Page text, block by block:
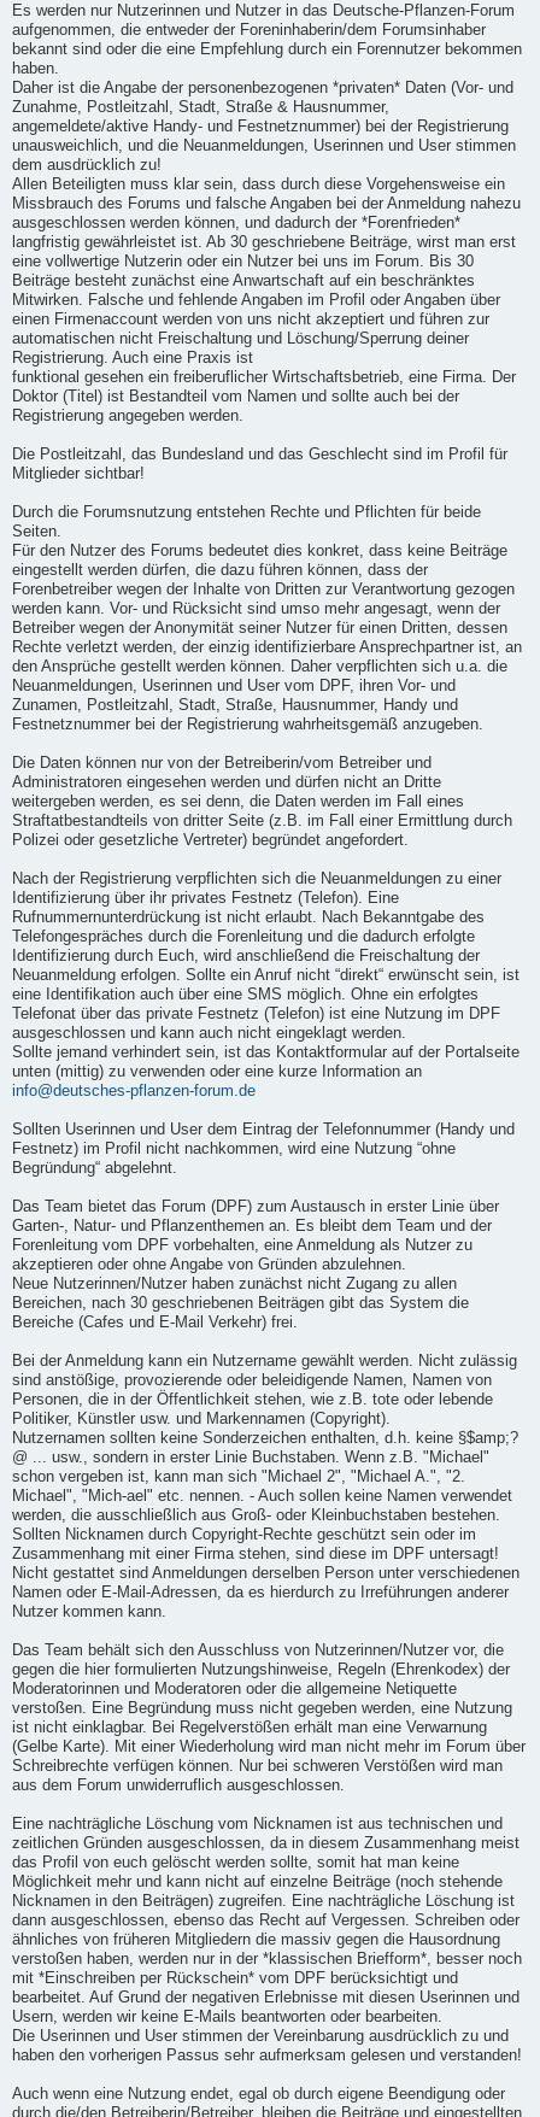
Es werden nur Nutzerinnen und Nutzer in das Deutsche-Pflanzen-Forum
aufgenommen, die entweder der Foreninhaberin/dem Forumsinhaber
bekannt sind oder die eine Empfehlung durch ein Forennutzer bekommen
haben.
Daher ist die Angabe der personenbezogenen *privaten* Daten (Vor- und
Zunahme, Postleitzahl, Stadt, Straße & Hausnummer,
angemeldete/aktive Handy- und Festnetznummer) bei der Registrierung
unausweichlich, und die Neuanmeldungen, Userinnen und User stimmen
dem ausdrücklich zu!
Allen Beteiligten muss klar sein, dass durch diese Vorgehensweise ein
Missbrauch des Forums und falsche Angaben bei der Anmeldung nahezu
ausgeschlossen werden können, und dadurch der *Forenfrieden*
langfristig gewährleistet ist. Ab 30 geschriebene Beiträge, wirst man erst
eine vollwertige Nutzerin oder ein Nutzer bei uns im Forum. Bis 30
Beiträge besteht zunächst eine Anwartschaft auf ein beschränktes
Mitwirken. Falsche und fehlende Angaben im Profil oder Angaben über
einen Firmenaccount werden von uns nicht akzeptiert und führen zur
automatischen nicht Freischaltung und Löschung/Sperrung deiner
Registrierung. Auch eine Praxis ist
funktional gesehen ein freiberuflicher Wirtschaftsbetrieb, eine Firma. Der
Doktor (Titel) ist Bestandteil vom Namen und sollte auch bei der
Registrierung angegeben werden.
Die Postleitzahl, das Bundesland und das Geschlecht sind im Profil für
Mitglieder sichtbar!
Durch die Forumsnutzung entstehen Rechte und Pflichten für beide
Seiten.
Für den Nutzer des Forums bedeutet dies konkret, dass keine Beiträge
eingestellt werden dürfen, die dazu führen können, dass der
Forenbetreiber wegen der Inhalte von Dritten zur Verantwortung gezogen
werden kann. Vor- und Rücksicht sind umso mehr angesagt, wenn der
Betreiber wegen der Anonymität seiner Nutzer für einen Dritten, dessen
Rechte verletzt werden, der einzig identifizierbare Ansprechpartner ist, an
den Ansprüche gestellt werden können. Daher verpflichten sich u.a. die
Neuanmeldungen, Userinnen und User vom DPF, ihren Vor- und
Zunamen, Postleitzahl, Stadt, Straße, Hausnummer, Handy und
Festnetznummer bei der Registrierung wahrheitsgemäß anzugeben.
Die Daten können nur von der Betreiberin/vom Betreiber und
Administratoren eingesehen werden und dürfen nicht an Dritte
weitergeben werden, es sei denn, die Daten werden im Fall eines
Straftatbestandteils von dritter Seite (z.B. im Fall einer Ermittlung durch
Polizei oder gesetzliche Vertreter) begründet angefordert.
Nach der Registrierung verpflichten sich die Neuanmeldungen zu einer
Identifizierung über ihr privates Festnetz (Telefon). Eine
Rufnummernunterdrückung ist nicht erlaubt. Nach Bekanntgabe des
Telefongespräches durch die Forenleitung und die dadurch erfolgte
Identifizierung durch Euch, wird anschließend die Freischaltung der
Neuanmeldung erfolgen. Sollte ein Anruf nicht “direkt“ erwünscht sein, ist
eine Identifikation auch über eine SMS möglich. Ohne ein erfolgtes
Telefonat über das private Festnetz (Telefon) ist eine Nutzung im DPF
ausgeschlossen und kann auch nicht eingeklagt werden.
Sollte jemand verhindert sein, ist das Kontaktformular auf der Portalseite
unten (mittig) zu verwenden oder eine kurze Information an
info@deutsches-pflanzen-forum.de
Sollten Userinnen und User dem Eintrag der Telefonnummer (Handy und
Festnetz) im Profil nicht nachkommen, wird eine Nutzung “ohne
Begründung“ abgelehnt.
Das Team bietet das Forum (DPF) zum Austausch in erster Linie über
Garten-, Natur- und Pflanzenthemen an. Es bleibt dem Team und der
Forenleitung vom DPF vorbehalten, eine Anmeldung als Nutzer zu
akzeptieren oder ohne Angabe von Gründen abzulehnen.
Neue Nutzerinnen/Nutzer haben zunächst nicht Zugang zu allen
Bereichen, nach 30 geschriebenen Beiträgen gibt das System die
Bereiche (Cafes und E-Mail Verkehr) frei.
Bei der Anmeldung kann ein Nutzername gewählt werden. Nicht zulässig
sind anstößige, provozierende oder beleidigende Namen, Namen von
Personen, die in der Öffentlichkeit stehen, wie z.B. tote oder lebende
Politiker, Künstler usw. und Markennamen (Copyright).
Nutzernamen sollten keine Sonderzeichen enthalten, d.h. keine §$amp;?
@ ... usw., sondern in erster Linie Buchstaben. Wenn z.B. "Michael"
schon vergeben ist, kann man sich "Michael 2", "Michael A.", "2.
Michael", "Mich-ael" etc. nennen. - Auch sollen keine Namen verwendet
werden, die ausschließlich aus Groß- oder Kleinbuchstaben bestehen.
Sollten Nicknamen durch Copyright-Rechte geschützt sein oder im
Zusammenhang mit einer Firma stehen, sind diese im DPF untersagt!
Nicht gestattet sind Anmeldungen derselben Person unter verschiedenen
Namen oder E-Mail-Adressen, da es hierdurch zu Irreführungen anderer
Nutzer kommen kann.
Das Team behält sich den Ausschluss von Nutzerinnen/Nutzer vor, die
gegen die hier formulierten Nutzungshinweise, Regeln (Ehrenkodex) der
Moderatorinnen und Moderatoren oder die allgemeine Netiquette
verstoßen. Eine Begründung muss nicht gegeben werden, eine Nutzung
ist nicht einklagbar. Bei Regelverstößen erhält man eine Verwarnung
(Gelbe Karte). Mit einer Wiederholung wird man nicht mehr im Forum über
Schreibrechte verfügen können. Nur bei schweren Verstößen wird man
aus dem Forum unwiderruflich ausgeschlossen.
Eine nachträgliche Löschung vom Nicknamen ist aus technischen und
zeitlichen Gründen ausgeschlossen, da in diesem Zusammenhang meist
das Profil von euch gelöscht werden sollte, somit hat man keine
Möglichkeit mehr und kann nicht auf einzelne Beiträge (noch stehende
Nicknamen in den Beiträgen) zugreifen. Eine nachträgliche Löschung ist
dann ausgeschlossen, ebenso das Recht auf Vergessen. Schreiben oder
ähnliches von früheren Mitgliedern die massiv gegen die Hausordnung
verstoßen haben, werden nur in der *klassischen Briefform*, besser noch
mit *Einschreiben per Rückschein* vom DPF berücksichtigt und
bearbeitet. Auf Grund der negativen Erlebnisse mit diesen Userinnen und
Usern, werden wir keine E-Mails beantworten oder bearbeiten.
Die Userinnen und User stimmen der Vereinbarung ausdrücklich zu und
haben den vorherigen Passus sehr aufmerksam gelesen und verstanden!
Auch wenn eine Nutzung endet, egal ob durch eigene Beendigung oder
durch die/den Betreiberin/Betreiber, bleiben die Beiträge und eingestellten